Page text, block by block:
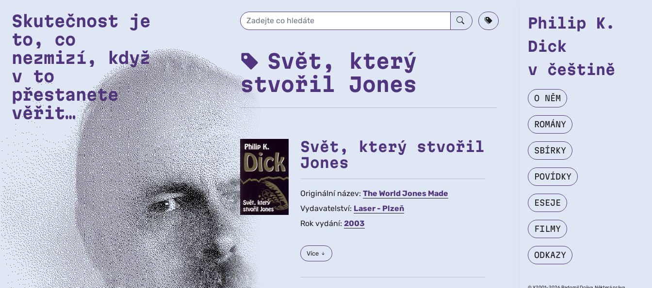
Philip K.
Dick
v češtině
O NĚM
ROMÁNY
SBÍRKY
POVÍDKY
ESEJE
FILMY
ODKAZY
Skutečnost je
to, co
nezmizí, když
v to
přestanete
věřit…
Svět, který
stvořil Jones
Svět, který stvořil
Jones
Originální název: The World Jones Made
Vydavatelství: Laser - Plzeň
Rok vydání: 2003
Více